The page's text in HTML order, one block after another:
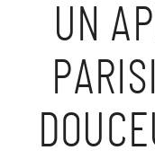
UN